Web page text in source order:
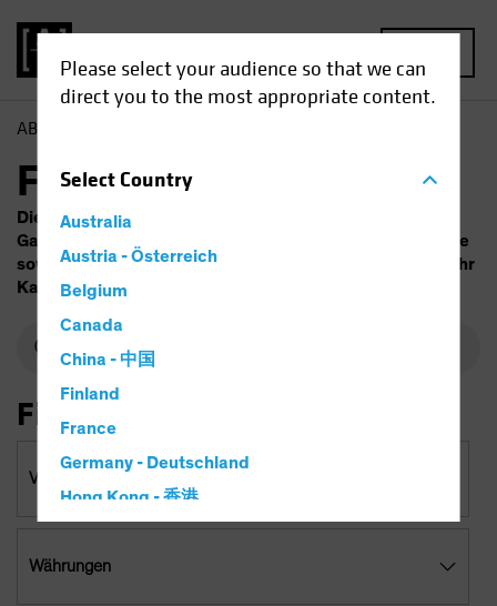
Please select your audience so that we can
direct you to the most appropriate content.
SelectCountry
Australia
Austria - Österreich
Belgium
Canada
China - 中国
Finland
France
Germany - Deutschland
Hong Kong - 香港
Iceland
AB
Fondsfinder
Die Wertentwicklung in der Vergangenheit ist keine
Garantie für zukünftige Ergebnisse. Der Wert der Anlage
sowie die Erträge daraus unterliegen Schwankungen. Ihr
Kapital ist Risiken ausgesetzt.
Filtern nach
Vermögensart und Regionen
Währungen